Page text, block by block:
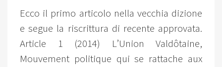
Ecco il primo articolo nella vecchia dizione
e segue la riscrittura di recente approvata.
Article 1 (2014) L’Union Valdôtaine,
Mouvement politique qui se rattache aux